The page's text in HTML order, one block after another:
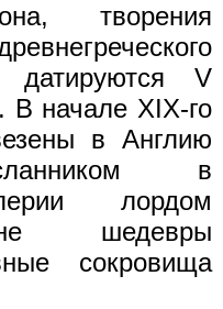
творения
датируются V
начале XIX-го
в Англию
в
лордом
шедевры
сокровища